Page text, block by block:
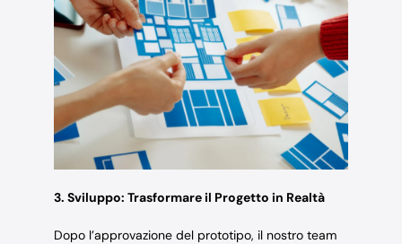
3. Sviluppo: Trasformare il Progetto in Realtà
Dopo l’approvazione del prototipo, il nostro team